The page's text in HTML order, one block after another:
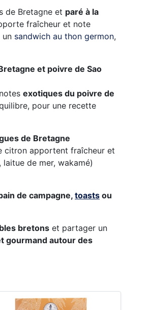
de Bretagne et paré à la
fraîcheur et note
un sandwich au thon germon,
et poivre de Sao
exotiques du poivre de
pour une recette
de Bretagne
citron apportent fraîcheur et
de mer, wakamé)
de campagne, toasts ou
bretons et partager un
gourmand autour des